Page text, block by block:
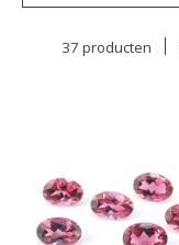
37 producten